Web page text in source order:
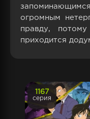
огромным
правду,
приходится
1167
серия